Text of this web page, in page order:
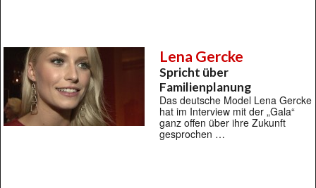
Lena Gercke
Spricht über
Familienplanung
Das deutsche Model Lena Gercke
hat im Interview mit der „Gala“
ganz offen über ihre Zukunft
gesprochen …